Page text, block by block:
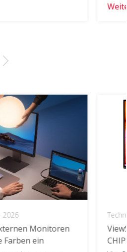
2026
Monitoren
Farben ein